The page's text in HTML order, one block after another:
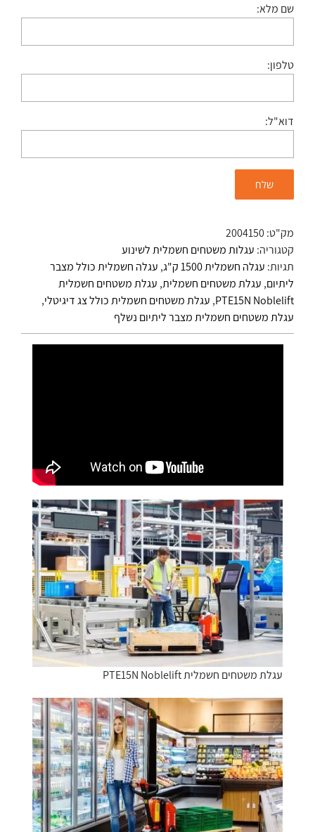
שם מלא:
טלפון:
דוא"ל:
מק"ט:2004150
קטגוריה: עגלות משטחים חשמלית לשינוע
תגיות: עגלה חשמלית 1500 ק"ג , עגלה חשמלית כולל מצבר
ליתיום, עגלת משטחים חשמלית, עגלת משטחים חשמלית
PTE15N Noblelift
, עגלת משטחים חשמלית כולל צג דיגיטלי,
עגלת משטחים חשמלית מצבר ליתיום נשלף
עגלת משטחים חשמלית PTE15N Noblelift